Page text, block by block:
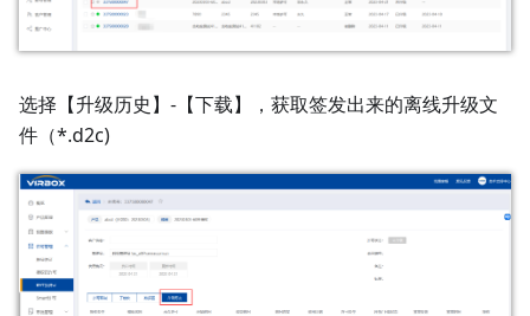
选择【升级历史】-【下载】，获取签发出来的离线升级文
件（*.d2c)